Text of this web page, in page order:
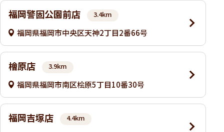
福岡警固公園前店 3.4km
福岡県福岡市中央区天神2丁目2番66号
檜原店 3.9km
福岡県福岡市南区桧原5丁目10番30号
福岡吉塚店 4.4km